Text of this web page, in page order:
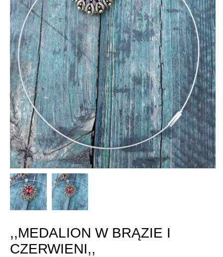
,,MEDALION W BRĄZIE I
CZERWIENI,,